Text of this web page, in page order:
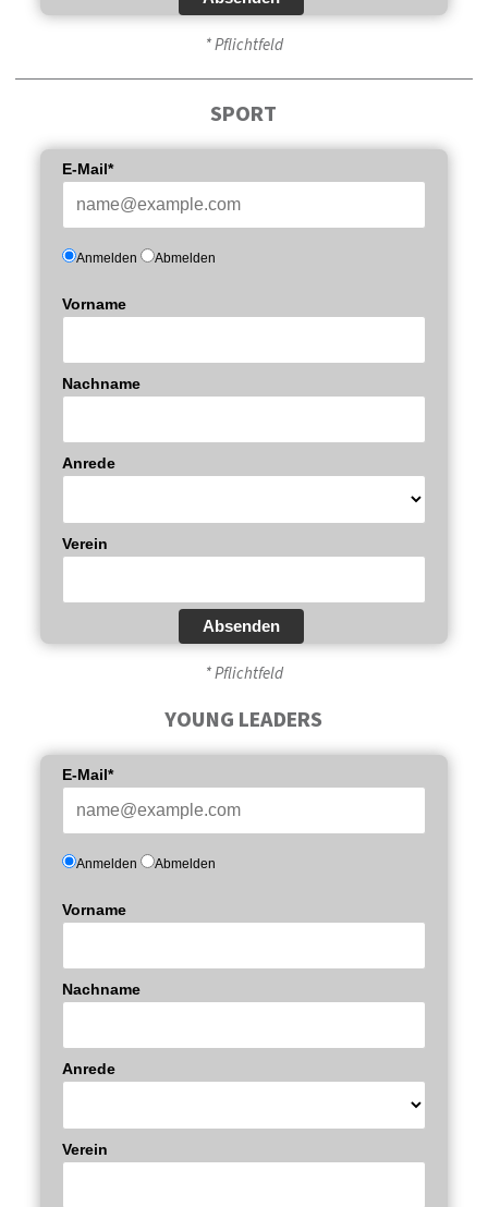
* Pflichtfeld
SPORT
E-Mail*
Anmelden Abmelden
Vorname
Nachname
Anrede
Verein
Absenden
* Pflichtfeld
YOUNG LEADERS
E-Mail*
Anmelden Abmelden
Vorname
Nachname
Anrede
Verein